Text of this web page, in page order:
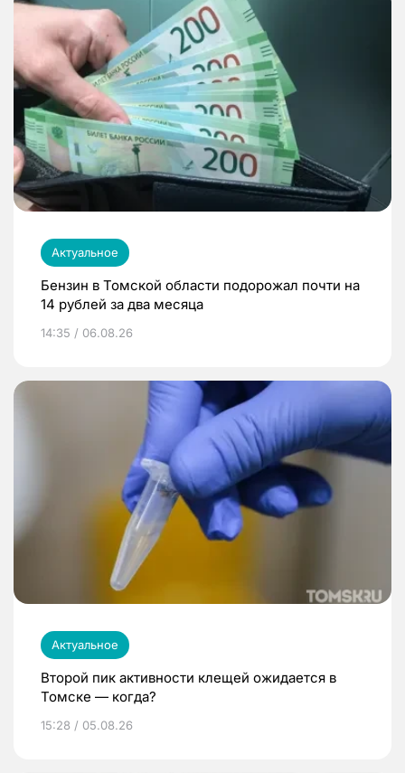
Актуальное
Бензин в Томской области подорожал почти на
14 рублей за два месяца
14:35 / 06.08.26
Актуальное
Второй пик активности клещей ожидается в
Томске — когда?
15:28 / 05.08.26